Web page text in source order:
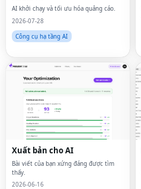
AI khởi chạy và tối ưu hóa quảng cáo.
2026-07-28
Công cụ hạ tầng AI
Xuất bản cho AI
Bài viết của bạn xứng đáng được tìm
thấy.
2026-06-16